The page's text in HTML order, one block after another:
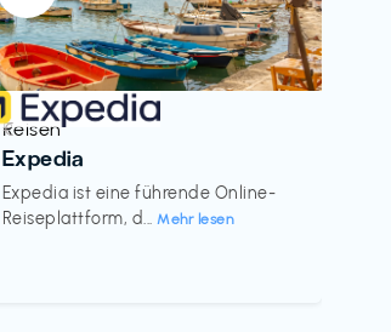
Reisen
Expedia
Expedia ist eine führende Online-
Reiseplattform, d...Mehr lesen
€‎